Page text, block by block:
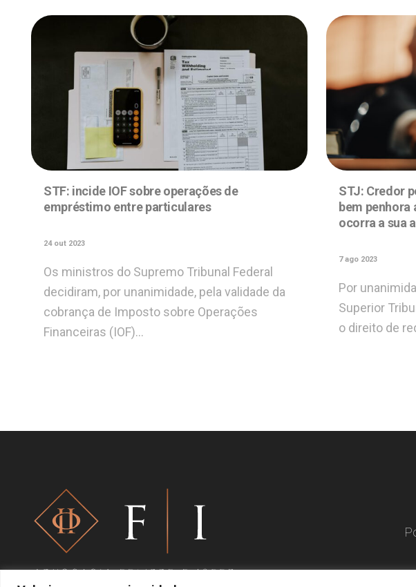
STF: incide IOF sobre operações de
empréstimo entre particulares
24 out 2023
Os ministros do Supremo Tribunal Federal
decidiram, por unanimidade, pela validade da
cobrança de Imposto sobre Operações
Financeiras (IOF)…
STJ: Credor
bem
ocorra a sua
7 ago 2023
Por
Superior
o direito de